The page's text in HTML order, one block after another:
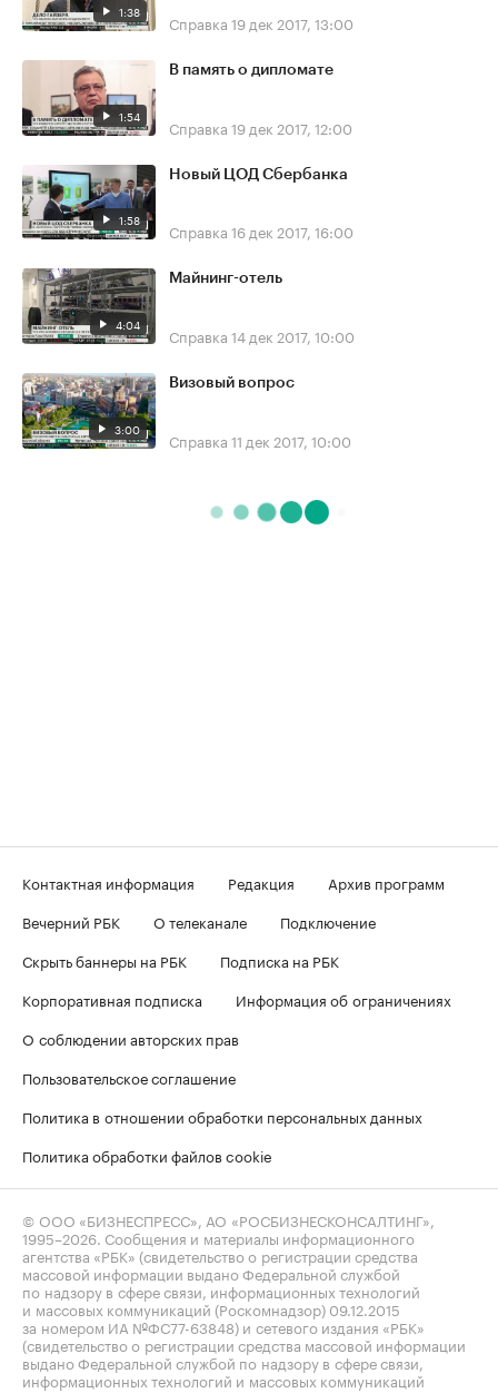
1:38 Справка 19 дек 2017, 13:00
1:54
В память о дипломате
Справка 19 дек 2017, 12:00
1:58
Новый ЦОД Сбербанка
Справка 16 дек 2017, 16:00
4:04
Майнинг-отель
Справка 14 дек 2017, 10:00
3:00
Визовый вопрос
Справка 11 дек 2017, 10:00
Контактная информация Редакция
Архив программ
Вечерний РБК
О телеканале
Подключение
Скрыть баннеры на РБК
Подписка на РБК
Корпоративная подписка
Информация об ограничениях
О соблюдении авторских прав
Пользовательское соглашение
Политика в отношении обработки персональных данных
Политика обработки файлов cookie
© ООО «БИЗНЕСПРЕСС», АО «РОСБИЗНЕСКОНСАЛТИНГ»,
1995–2026 . Сообщения и материалы информационного
агентства «РБК» (свидетельство о регистрации средства
массовой информации выдано Федеральной службой
по надзору в сфере связи, информационных технологий
и массовых коммуникаций (Роскомнадзор) 09.12.2015
за номером ИА №ФС77-63848) и сетевого издания «РБК»
(свидетельство о регистрации средства массовой информации
выдано Федеральной службой по надзору в сфере связи,
информационных технологий и массовых коммуникаций